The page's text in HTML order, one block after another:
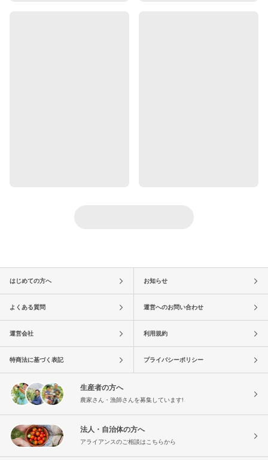
はじめての方へ お知らせ
よくある質問 運営へのお問い合わせ
運営会社 利用規約
特商法に基づく表記 プライバシーポリシー
生産者の方へ
農家さん・漁師さんを募集しています!
法人・自治体の方へ
アライアンスのご相談はこちらから